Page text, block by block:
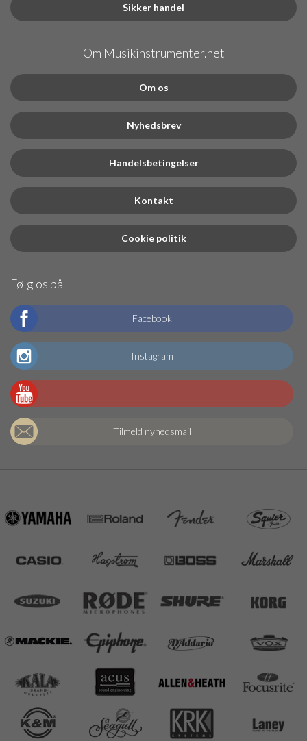
Sikker handel
Om Musikinstrumenter.net
Om os
Nyhedsbrev
Handelsbetingelser
Kontakt
Cookie politik
Følg os på
Facebook
Instagram
Tilmeld nyhedsmail